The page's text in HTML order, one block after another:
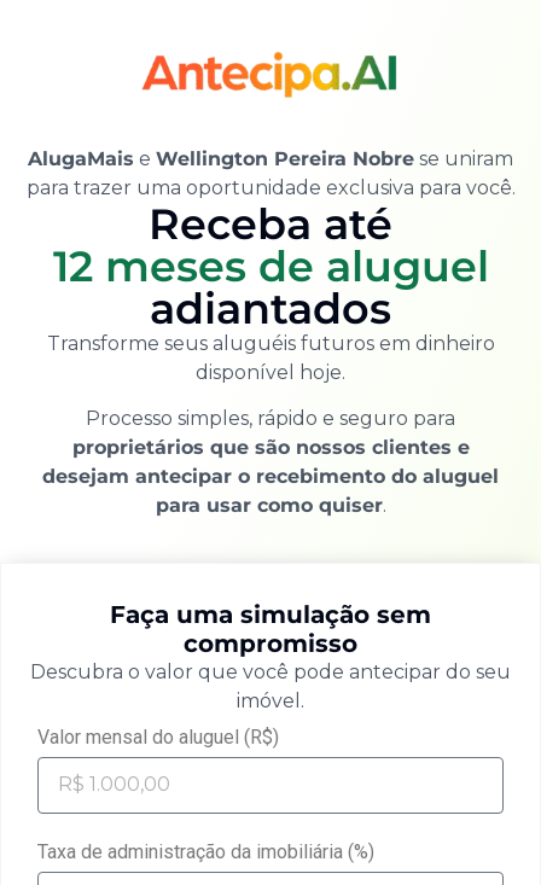
AlugaMais e Wellington Pereira Nobre se uniram
para trazer uma oportunidade exclusiva para você.
Receba até
12 meses de aluguel
adiantados
Transforme seus aluguéis futuros em dinheiro
disponível hoje.
Processo simples, rápido e seguro para
proprietários que são nossos clientes e
desejam antecipar o recebimento do aluguel
para usar como quiser.
Faça uma simulação sem
compromisso
Descubra o valor que você pode antecipar do seu
imóvel.
Valor mensal do aluguel (R$)
Taxa de administração da imobiliária (%)